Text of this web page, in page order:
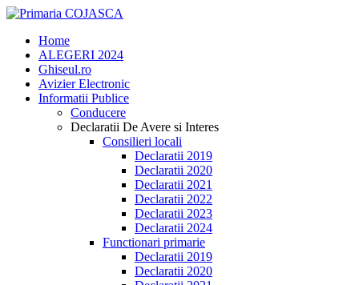
Home
ALEGERI 2024
Ghiseul.ro
Avizier Electronic
Informatii Publice
Conducere
Declaratii De Avere si Interes
Consilieri locali
Declaratii 2019
Declaratii 2020
Declaratii 2021
Declaratii 2022
Declaratii 2023
Declaratii 2024
Functionari primarie
Declaratii 2019
Declaratii 2020